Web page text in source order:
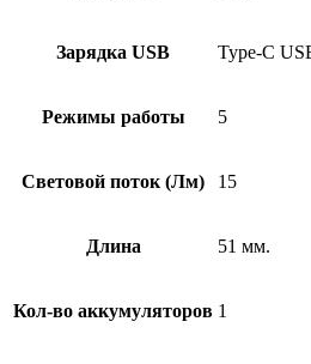
Зарядка USB Type-C
Режимы работы 5
Световой поток (Лм) 15
Длина 51 мм.
Кол-во аккумуляторов 1